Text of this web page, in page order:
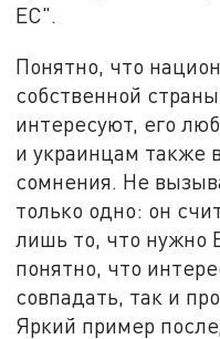
ЕС".
Понятно, что
собственной
интересуют, его
и украинцам также
сомнения. Не
только одно: он
лишь то, что нужно
понятно, что
совпадать, так и
Яркий пример